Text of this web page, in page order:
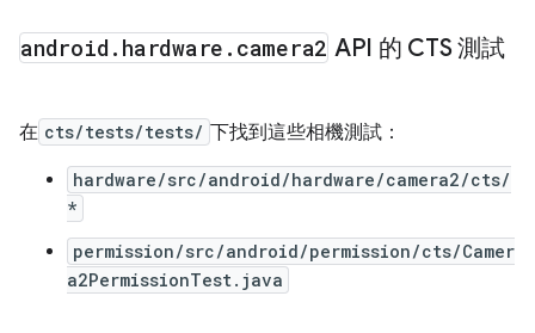
android . hardware . camera2 API 的 CTS 測試
在 cts/tests/tests/ 下找到這些相機測試：
hardware/src/android/hardware/camera2/cts/
*
permission/src/android/permission/cts/Camer
a2PermissionTest.java